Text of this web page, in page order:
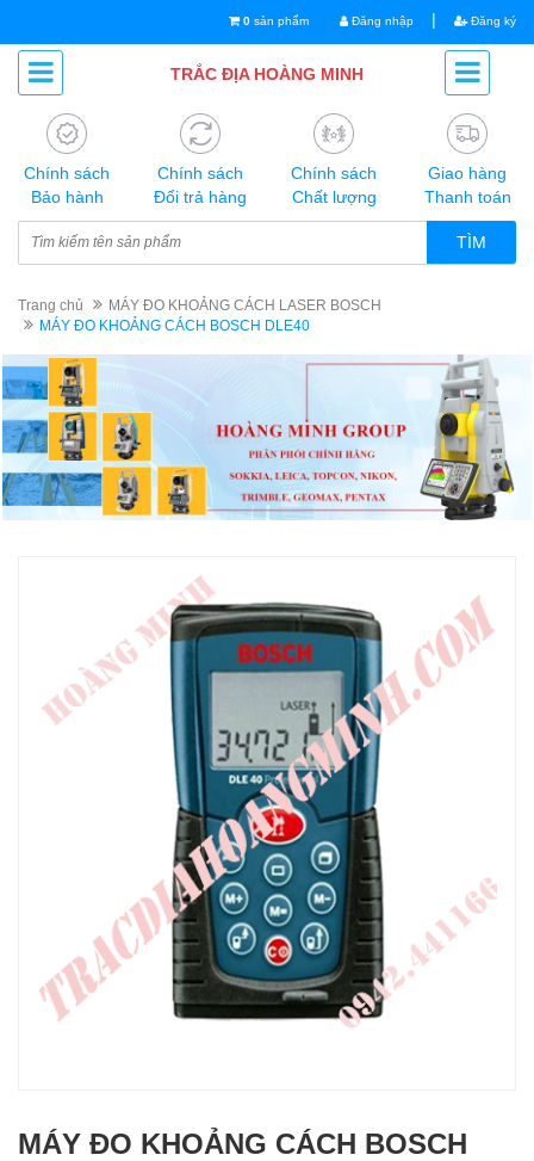
0 sản phẩm Đăng nhập | Đăng ký
TRẮC ĐỊA HOÀNG MINH
Chính sách
Bảo hành
Chính sách
Đổi trả hàng
Chính sách
Chất lượng
Giao hàng
Thanh toán
TÌM
Trang chủ
MÁY ĐO KHOẢNG CÁCH LASER BOSCH
MÁY ĐO KHOẢNG CÁCH BOSCH DLE40
MÁY ĐO KHOẢNG CÁCH BOSCH